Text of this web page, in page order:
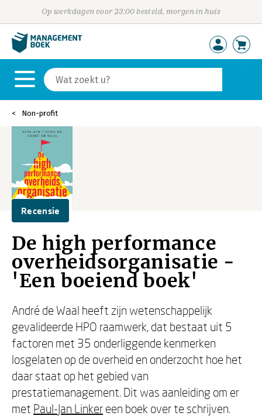
Op werkdagen voor 23:00 besteld, morgen in huis
Non-profit
Recensie
De high performance
overheidsorganisatie -
'Een boeiend boek'
André de Waal heeft zijn wetenschappelijk
gevalideerde HPO raamwerk, dat bestaat uit 5
factoren met 35 onderliggende kenmerken
losgelaten op de overheid en onderzocht hoe het
daar staat op het gebied van
prestatiemanagement. Dit was aanleiding om er
met Paul-Jan Linker een boek over te schrijven.